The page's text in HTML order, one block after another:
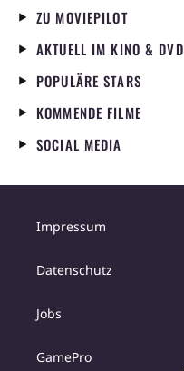
ZU MOVIEPILOT
AKTUELL IM KINO & DVD
POPULÄRE STARS
KOMMENDE FILME
SOCIAL MEDIA
Impressum
Datenschutz
Jobs
GamePro